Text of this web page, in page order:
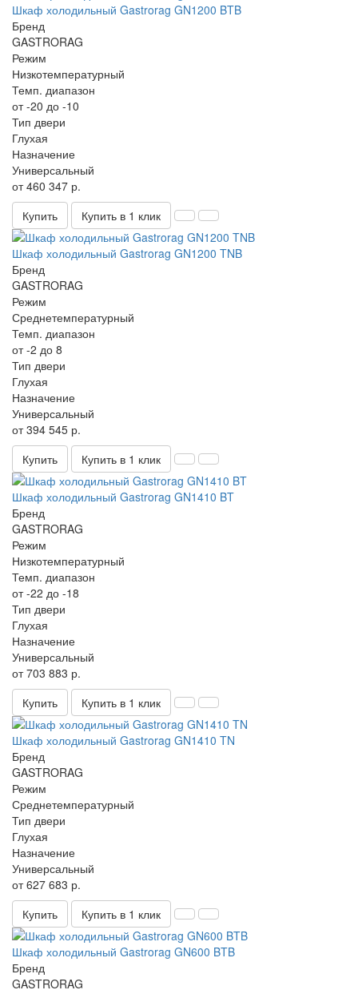
Шкаф холодильный Gastrorag GN1200 BTB
Бренд
GASTRORAG
Режим
Низкотемпературный
Темп. диапазон
от -20 до -10
Тип двери
Глухая
Назначение
Универсальный
от 460 347 р.
Купить
Купить в 1 клик
Шкаф холодильный Gastrorag GN1200 TNB
Бренд
GASTRORAG
Режим
Среднетемпературный
Темп. диапазон
от -2 до 8
Тип двери
Глухая
Назначение
Универсальный
от 394 545 р.
Купить
Купить в 1 клик
Шкаф холодильный Gastrorag GN1410 BT
Бренд
GASTRORAG
Режим
Низкотемпературный
Темп. диапазон
от -22 до -18
Тип двери
Глухая
Назначение
Универсальный
от 703 883 р.
Купить
Купить в 1 клик
Шкаф холодильный Gastrorag GN1410 TN
Бренд
GASTRORAG
Режим
Среднетемпературный
Тип двери
Глухая
Назначение
Универсальный
от 627 683 р.
Купить
Купить в 1 клик
Шкаф холодильный Gastrorag GN600 BTB
Бренд
GASTRORAG